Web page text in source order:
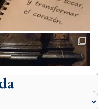
de Tortosa, ha
la missa de Les